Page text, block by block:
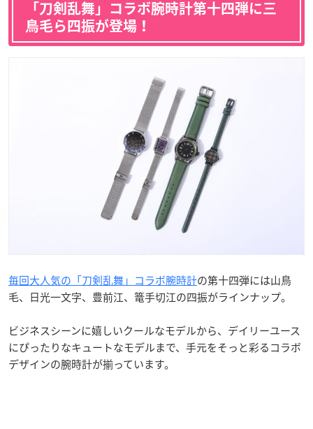
「刀剣乱舞」コラボ腕時計第十四弾に三
鳥毛ら四振が登場！
毎回大人気の「刀剣乱舞」コラボ腕時計の第十四弾には山鳥
毛、日光一文字、豊前江、篭手切江の四振がラインナップ。
ビジネスシーンに嬉しいクールなモデルから、デイリーユース
にぴったりなキュートなモデルまで、手元をそっと彩るコラボ
デザインの腕時計が揃っています。